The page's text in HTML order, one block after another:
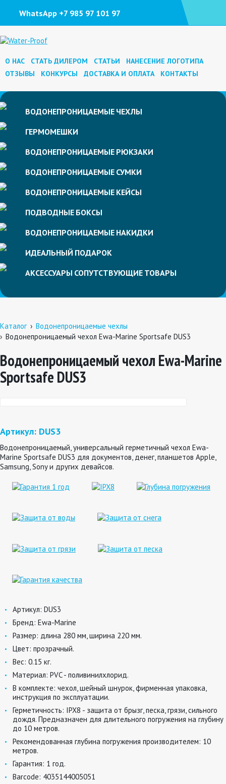
WhatsApp +7 985 97 101 97
О НАС СТАТЬ ДИЛЕРОМ СТАТЬИ
НАНЕСЕНИЕ ЛОГОТИПА
ОТЗЫВЫ
КОНКУРСЫ ДОСТАВКА И ОПЛАТА КОНТАКТЫ
ВОДОНЕПРОНИЦАЕМЫЕ ЧЕХЛЫ
ГЕРМОМЕШКИ
ВОДОНЕПРОНИЦАЕМЫЕ РЮКЗАКИ
ВОДОНЕПРОНИЦАЕМЫЕ СУМКИ
ВОДОНЕПРОНИЦАЕМЫЕ КЕЙСЫ
ПОДВОДНЫЕ БОКСЫ
ВОДОНЕПРОНИЦАЕМЫЕ НАКИДКИ
ИДЕАЛЬНЫЙ ПОДАРОК
АКСЕССУАРЫ СОПУТСТВУЮЩИЕ ТОВАРЫ
Каталог
Водонепроницаемые чехлы
Водонепроницаемый чехол Ewa-Marine Sportsafe DUS3
Водонепроницаемый чехол Ewa-Marine
Sportsafe DUS3
Артикул: DUS3
Водонепроницаемый, универсальный герметичный чехол Ewa-
Marine Sportsafe DUS3 для документов, денег, планшетов Apple,
Samsung, Sony и других девайсов.
Артикул: DUS3
Бренд: Ewa-Marine
Размер: длина 280 мм, ширина 220 мм.
Цвет: прозрачный.
Вес: 0.15 кг.
Материал: PVC - поливинилхлорид.
В комплекте: чехол, шейный шнурок, фирменная упаковка,
инструкция по эксплуатации.
Герметичность: IРХ8 - защита от брызг, песка, грязи, сильного
дождя. Предназначен для длительного погружения на глубину
до 10 метров.
Рекомендованная глубина погружения производителем: 10
метров.
Гарантия: 1 год.
Barcode: 4035144005051